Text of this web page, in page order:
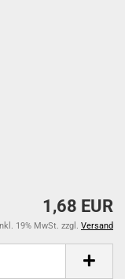
1,68 EUR
19% MwSt. zzgl. Versand